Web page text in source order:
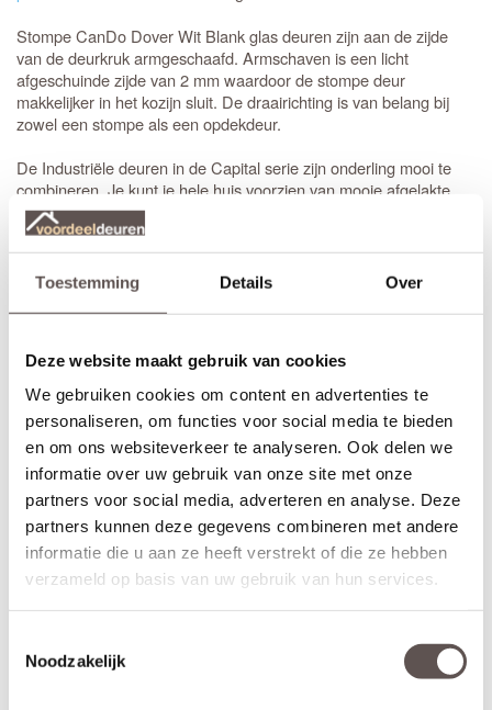
Toestemming Details Over
Deze website maakt gebruik van cookies
We gebruiken cookies om content en advertenties te
personaliseren, om functies voor social media te bieden
en om ons websiteverkeer te analyseren. Ook delen we
informatie over uw gebruik van onze site met onze
partners voor social media, adverteren en analyse. Deze
partners kunnen deze gegevens combineren met andere
informatie die u aan ze heeft verstrekt of die ze hebben
verzameld op basis van uw gebruik van hun services.
Noodzakelijk
Stompe CanDo Dover Wit Blank glas deuren zijn aan de zijde
van de deurkruk armgeschaafd. Armschaven is een licht
afgeschuinde zijde van 2 mm waardoor de stompe deur
makkelijker in het kozijn sluit. De draairichting is van belang bij
zowel een stompe als een opdekdeur.
De Industriële deuren in de Capital serie zijn onderling mooi te
combineren. Je kunt je hele huis voorzien van mooie afgelakte
deuren die perfect bij elkaar passen. Deze deur past goed bij de
dichte deurCanDo Oklahoma,
CanDo Austinen deCanDo Jefferson. Liever deze deur in het
zwart, kijk dan bij de
CanDo Dover Zwart
dus ooknietin, dit zul je dus indien nodig zelf in moeten frezen.
Standaard sloten en deurbeslag past niet op de smalle
deurstijlen!
Zelf passend maken of op maat bestellen
Stompe CanDo Dover Wit Blank glas deuren zijn aan beide
deurstijlen, de bovendorpel en onderdorpel 5 mm in te korten.
Eenopdekdeuris door de opdekranden alleen aan de onderzijde
5 mm in te korten. De garantie van 10 jaar blijft van kracht binnen
deze aangegeven marges. Maatwerk is voor deze deur niet
mogelijk.
Controleer nogmaals goed de gekozen afmetingen, kleur en
uitvoering. CanDo Dover Wit Blank glas deuren kunnen niet